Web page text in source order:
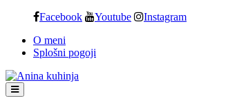
content
Facebook Youtube Instagram
O meni
Splošni pogoji